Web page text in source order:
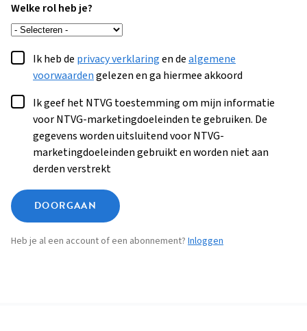
Welke rol heb je?
Ik heb de privacy verklaringen dealgemene
voorwaardengelezen en ga hiermee akkoord
Ik geef het NTVG toestemming om mijn informatie
voor NTVG-marketingdoeleinden te gebruiken. De
gegevens worden uitsluitend voor NTVG-
marketingdoeleinden gebruikt en worden niet aan
derden verstrekt
DOORGAAN
Heb je al een account of een abonnement? Inloggen